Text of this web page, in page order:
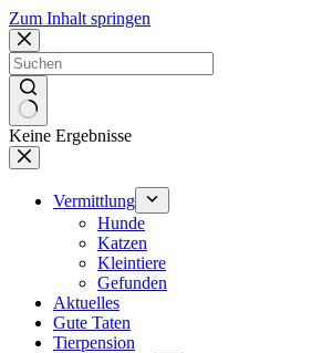
Zum Inhalt springen
Keine Ergebnisse
Vermittlung
Hunde
Katzen
Kleintiere
Gefunden
Aktuelles
Gute Taten
Tierpension